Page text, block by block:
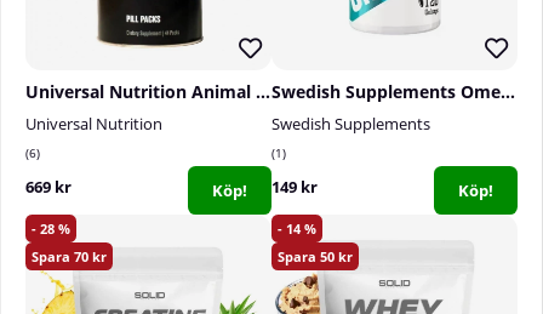
Universal Nutrition Animal Pak, 44-packs
Universal Nutrition
6
669 kr Köp!
Swedish Supplements Omega-3, 120 caps
Swedish Supplements
1
149 kr Köp!
28
70
14
50